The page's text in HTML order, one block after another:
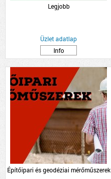
Legjobb
Üzlet adatlap
Info
Építőipari és geodéziai mérőműszerek